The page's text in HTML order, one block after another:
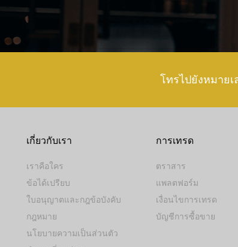
โทรไปยังหมาย
เกี่ยวกับเรา
เราคือใคร
ข้อได้เปรียบ
ใบอนุญาตและกฎข้อบังคับ
กฎหมาย
นโยบายความเป็นส่วนตัว
การเทรด
ตราสาร
แพลตฟอร์ม
เงื่อนไขการเทรด
บัญชีการซื้อขาย